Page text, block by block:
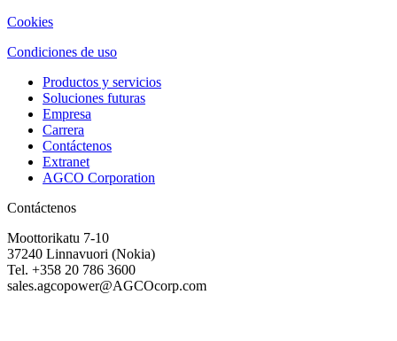
Cookies
Condiciones de uso
Productos y servicios
Soluciones futuras
Empresa
Carrera
Contáctenos
Extranet
AGCO Corporation
Contáctenos
Moottorikatu 7-10
37240 Linnavuori (Nokia)
Tel. +358 20 786 3600
sales.agcopower@AGCOcorp.com